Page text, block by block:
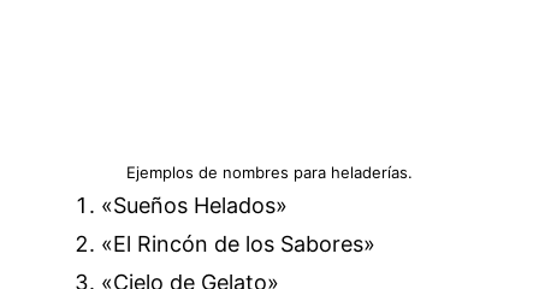
Ejemplos de nombres para heladerías.
«Sueños Helados»
«El Rincón de los Sabores»
«Cielo de Gelato»